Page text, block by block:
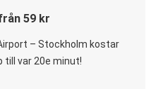
59 kr
– Stockholm kostar
till var 20e minut!